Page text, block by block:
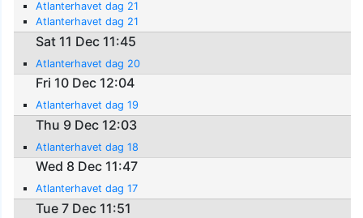
Atlanterhavet dag 21
Atlanterhavet dag 21
Sat 11 Dec 11:45
Atlanterhavet dag 20
Fri 10 Dec 12:04
Atlanterhavet dag 19
Thu 9 Dec 12:03
Atlanterhavet dag 18
Wed 8 Dec 11:47
Atlanterhavet dag 17
Tue 7 Dec 11:51